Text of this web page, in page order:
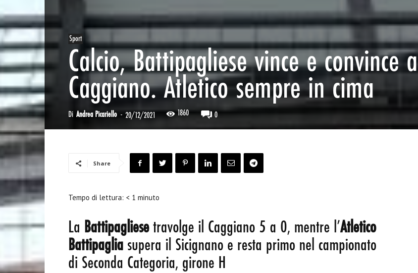
Sport
Calcio, Battipagliese vince e convince a
Caggiano. Atletico sempre in cima
Di Andrea Picariello - 20/12/2021 1860 0
Share
Tempo di lettura: < 1 minuto
La Battipagliesetravolge il Caggiano 5 a 0, mentre l’Atletico
Battipaglia supera il Sicignano e resta primo nel campionato
di Seconda Categoria, girone H